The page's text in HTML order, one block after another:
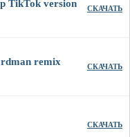
TikTok version СКАЧАТЬ
remix СКАЧАТЬ
СКАЧАТЬ